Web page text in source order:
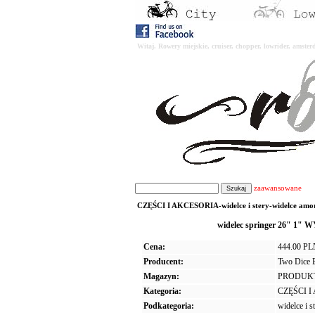
Witaj. Rowery miejskie, cruiser, chopper, lowrider,
zaawansowane
CZĘŚCI I AKCESORIA-widelce i stery-widelce
widelec springer 26" 1"
Cena:
444.00
Producent:
Two Dice
Magazyn:
Kategoria:
CZĘŚCI I
Podkategoria:
widelce i